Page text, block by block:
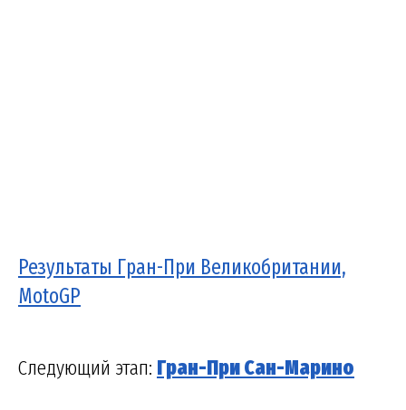
Результаты Гран-При Великобритании,
MotoGP
Следующий этап: Гран-При Сан-Марино